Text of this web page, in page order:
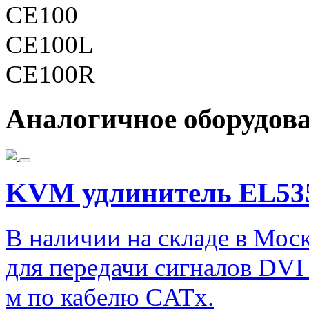
CE100
CE100L
CE100R
Аналогичное
KVM удлинитель
В наличии на складе в
для передачи сигналов
м по кабелю CATx.